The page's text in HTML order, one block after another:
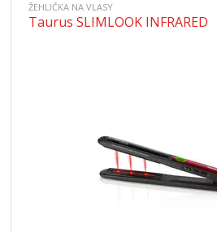
ŽEHLIČKA NA VLASY
Taurus SLIMLOOK INFRARED